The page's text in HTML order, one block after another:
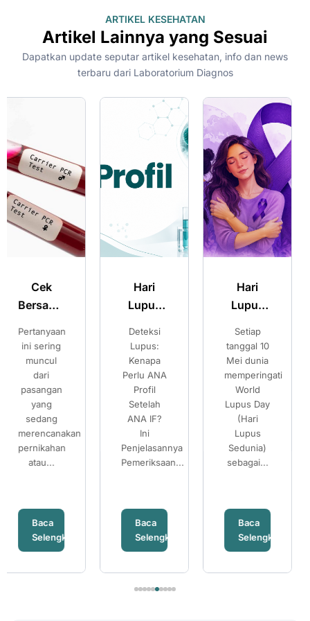
ARTIKEL KESEHATAN
Artikel Lainnya yang Sesuai
Dapatkan update seputar artikel kesehatan, info dan news
terbaru dari Laboratorium Diagnos
Hari
Lupus
Kenali
Gejala
Lupus
dan
Pentingnya
Pemeriksaan
ANA IF
Deteksi
Lupus:
Kenapa
Perlu ANA
Profil
Setelah
ANA IF?
Ini
Penjelasannya
Pemeriksaan...
Baca
Selengkapnya
Hari
Lupus
Kenali
Gejala
Lupus
dan
Pentingnya
Pemeriksaan
ANA IF
Setiap
tanggal 10
Mei dunia
memperingati
World
Lupus Day
(Hari
Lupus
Sedunia)
sebagai...
Baca
Selengkapnya
Kehamilan
Pilihan
Setelah
Mengetahui
Risiko
Thalassemia
Pilihan
Setelah
Mengetahui
Risiko
Thalassemia
Banyak
pasangan
mempersiapkan
kehamilan...
Baca
Selengkapnya